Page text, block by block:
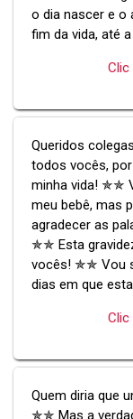
o dia nascer e
fim da vida, até
Queridos
todos vocês,
minha vida! ✯✯
meu bebê, mas
agradecer as
✯✯ Esta
vocês! ✯✯ Vou
dias em que
Quem diria que
✯✯ Mas a